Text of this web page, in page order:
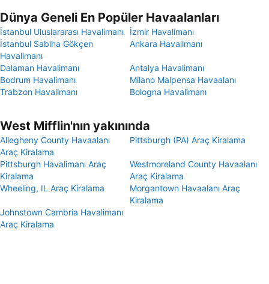
Dünya Geneli En Popüler Havaalanları
İstanbul Uluslararası Havalimanı
İzmir Havalimanı
İstanbul Sabiha Gökçen
Havalimanı
Ankara Havalimanı
Dalaman Havalimanı
Antalya Havalimanı
Bodrum Havalimanı
Milano Malpensa Havaalanı
Trabzon Havalimanı
Bologna Havalimanı
West Mifflin'nın yakınında
Allegheny County Havaalanı
Araç Kiralama
Pittsburgh (PA) Araç Kiralama
Pittsburgh Havalimanı Araç
Kiralama
Westmoreland County Havaalanı
Araç Kiralama
Wheeling, IL Araç Kiralama
Morgantown Havaalanı Araç
Kiralama
Johnstown Cambria Havalimanı
Araç Kiralama